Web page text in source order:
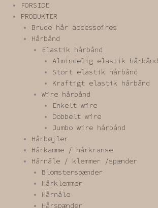
FORSIDE
PRODUKTER
Brude hår accessoires
Hårbånd
Elastik hårbånd
Almindelig elastik hårbånd
Stort elastik hårbånd
Kraftigt elastik hårbånd
Wire hårbånd
Enkelt wire
Dobbelt wire
Jumbo wire hårbånd
Hårbøjler
Hårkamme / hårkranse
Hårnåle / klemmer /spænder
Blomsterspænder
Hårklemmer
Hårnåle
Hårspænder